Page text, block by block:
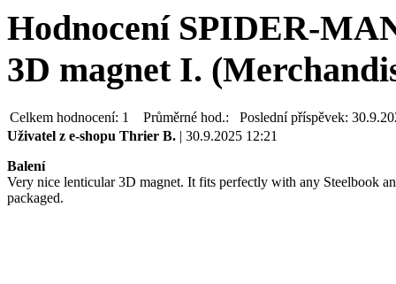
Hodnocení SPIDER-
3D magnet I.
Celkem hodnocení: 1 Průměrné hod.: Poslední příspěvek:
Uživatel z e-shopu Thrier B. | 30.9.2025 12:21
Balení
Very nice lenticular 3D magnet. It fits perfectly with any Steelbook
packaged.